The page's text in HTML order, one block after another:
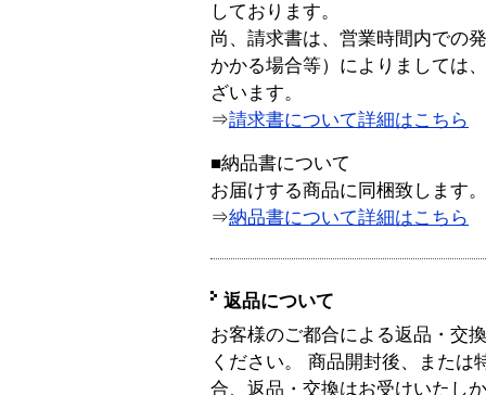
しております。
尚、請求書は、営業時間内での
かかる場合等）によりましては
ざいます。
⇒請求書について詳細はこちら
■納品書について
お届けする商品に同梱致します。
⇒納品書について詳細はこちら
返品について
お客様のご都合による返品・交
ください。 商品開封後、または
合、返品・交換はお受けいたし